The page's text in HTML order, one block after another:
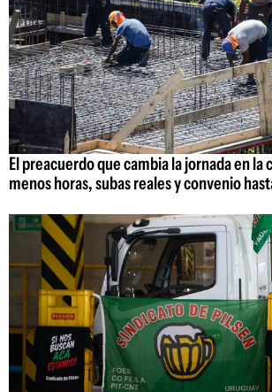
El preacuerdo que cambia la jornada en la
menos horas, subas reales y convenio